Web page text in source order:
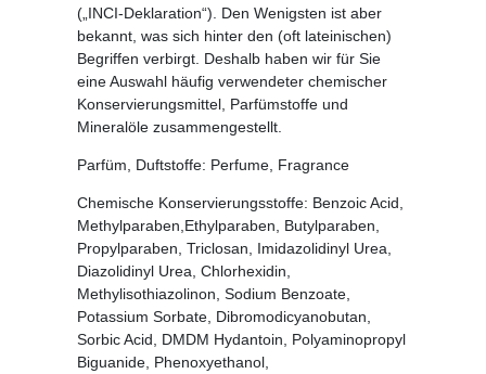
(„INCI-Deklaration“). Den Wenigsten ist aber
bekannt, was sich hinter den (oft lateinischen)
Begriffen verbirgt. Deshalb haben wir für Sie
eine Auswahl häufig verwendeter chemischer
Konservierungsmittel, Parfümstoffe und
Mineralöle zusammengestellt.
Parfüm, Duftstoffe: Perfume, Fragrance
Chemische Konservierungsstoffe: Benzoic Acid,
Methylparaben,Ethylparaben, Butylparaben,
Propylparaben, Triclosan, Imidazolidinyl Urea,
Diazolidinyl Urea, Chlorhexidin,
Methylisothiazolinon, Sodium Benzoate,
Potassium Sorbate, Dibromodicyanobutan,
Sorbic Acid, DMDM Hydantoin, Polyaminopropyl
Biguanide, Phenoxyethanol,